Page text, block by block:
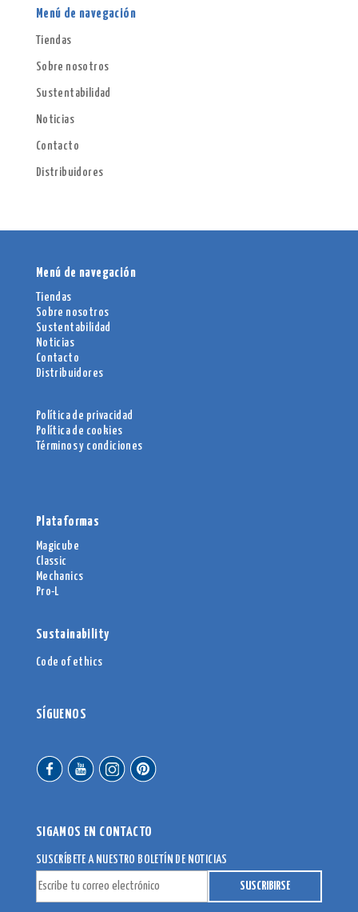
Menú de navegación
Tiendas
Sobre nosotros
Sustentabilidad
Noticias
Contacto
Distribuidores
Menú de navegación
Tiendas
Sobre nosotros
Sustentabilidad
Noticias
Contacto
Distribuidores
Política de privacidad
Política de cookies
Términos y condiciones
Plataformas
Magicube
Classic
Mechanics
Pro-L
Sustainability
Code of ethics
SÍGUENOS
SIGAMOS EN CONTACTO
SUSCRÍBETE A NUESTRO BOLETÍN DE NOTICIAS